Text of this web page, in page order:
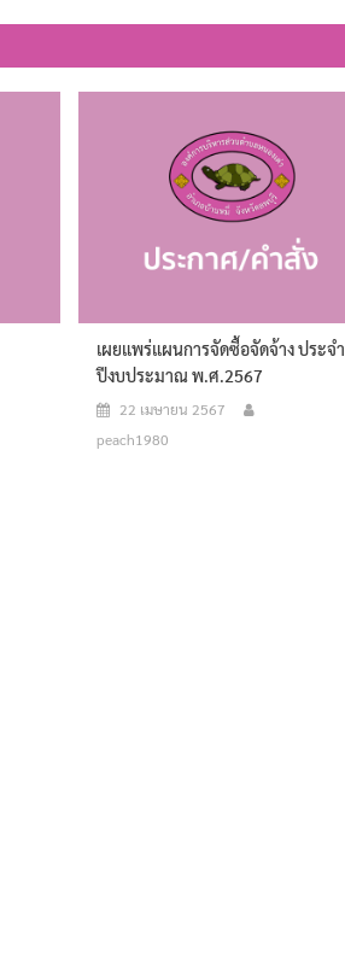
เผยแพร่แผนการจัดซื้อจัดจ้าง ประจำ
ปีงบประมาณ พ.ศ.2567
22 เมษายน 2567
peach1980